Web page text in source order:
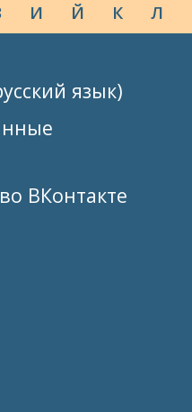
И Й К Л
язык)
ВКонтакте